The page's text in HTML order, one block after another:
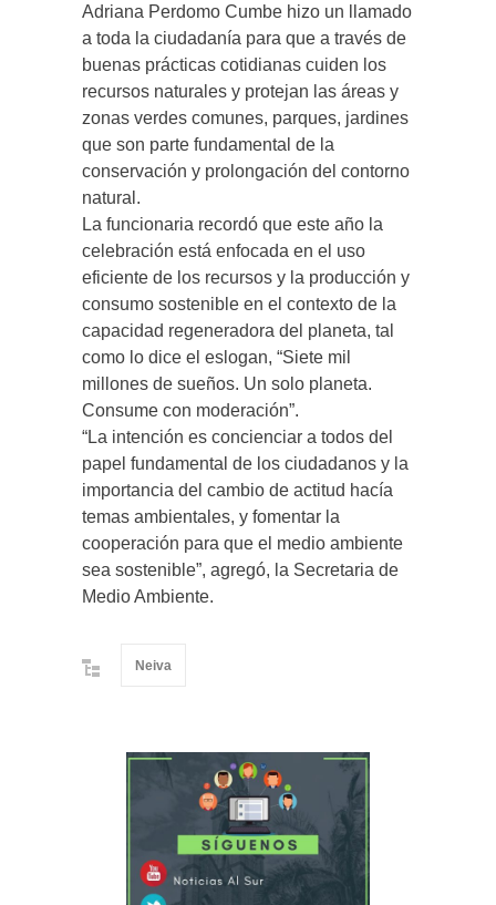
Adriana Perdomo Cumbe hizo un llamado
a toda la ciudadanía para que a través de
buenas prácticas cotidianas cuiden los
recursos naturales y protejan las áreas y
zonas verdes comunes, parques, jardines
que son parte fundamental de la
conservación y prolongación del contorno
natural.
La funcionaria recordó que este año la
celebración está enfocada en el uso
eficiente de los recursos y la producción y
consumo sostenible en el contexto de la
capacidad regeneradora del planeta, tal
como lo dice el eslogan, “Siete mil
millones de sueños. Un solo planeta.
Consume con moderación”.
“La intención es concienciar a todos del
papel fundamental de los ciudadanos y la
importancia del cambio de actitud hacía
temas ambientales, y fomentar la
cooperación para que el medio ambiente
sea sostenible”, agregó, la Secretaria de
Medio Ambiente.
Neiva